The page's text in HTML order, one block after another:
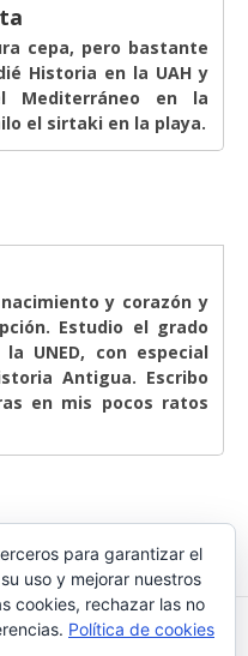
cepa, pero bastante
Historia en la UAH y
Mediterráneo en la
el sirtaki en la playa.
y corazón y
Estudio el grado
UNED, con especial
Antigua. Escribo
en mis pocos ratos
para garantizar el
uso y mejorar nuestros
cookies, rechazar las no
Política de cookies